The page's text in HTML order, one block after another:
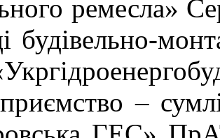
ремесла»
будівельно-
–